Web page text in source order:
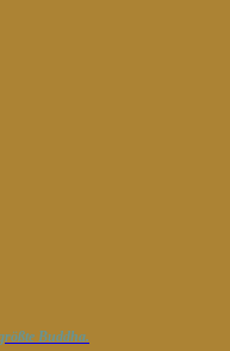
Buddha.